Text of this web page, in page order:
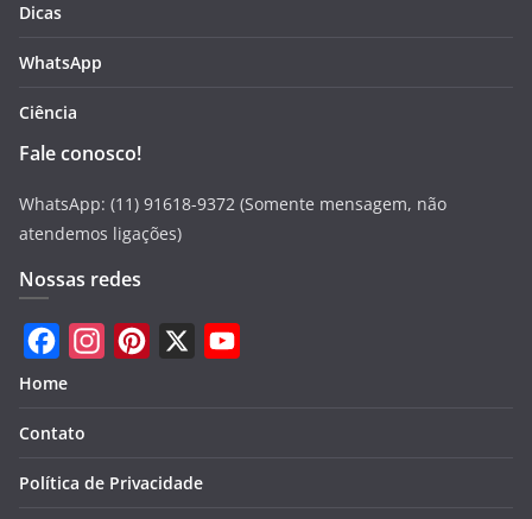
Dicas
WhatsApp
Ciência
Fale conosco!
WhatsApp: (11) 91618-9372 (Somente mensagem, não
atendemos ligações)
Nossas redes
F
c
e
s
t
t
Home
Contato
Política de Privacidade